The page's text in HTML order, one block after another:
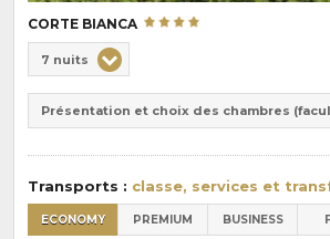
CORTE BIANCA
de
pension
:
Durée
7 nuits
Présentation et choix des chambres
Transports : classe, services et
ECONOMY PREMIUM BUSINESS